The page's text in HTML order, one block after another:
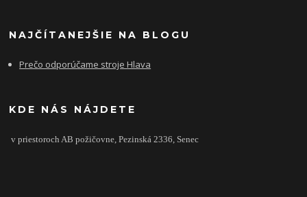
NAJČÍTANEJŠIE NA BLOGU
Prečo odporúčame stroje Hlava
KDE NÁS NÁJDETE
v priestoroch AB požičovne,Pezinská 2336, Senec